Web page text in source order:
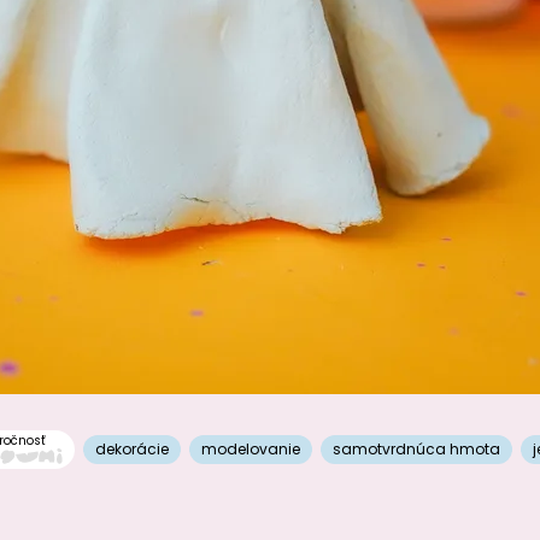
dekorácie modelovanie samotvrdnúca hmota